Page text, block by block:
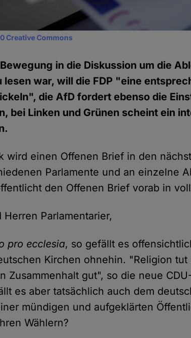
Creative Commons
in die Diskussion um die
war, will die FDP "eine
die AfD fordert ebenso die
bei Linken und Grünen scheint ein
wird einen Offenen Brief in den
Parlamente und an einzelne
den Offenen Brief vorab in
Parlamentarier,
pro ecclesia, so gefällt es
Kirchen ohnehin. "Religion tut
Zusammenhalt gut", so die neue
es aber tatsächlich auch dem
mündigen und aufgeklärten
Wählern?